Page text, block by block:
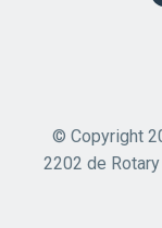
© Copyright
2202 de